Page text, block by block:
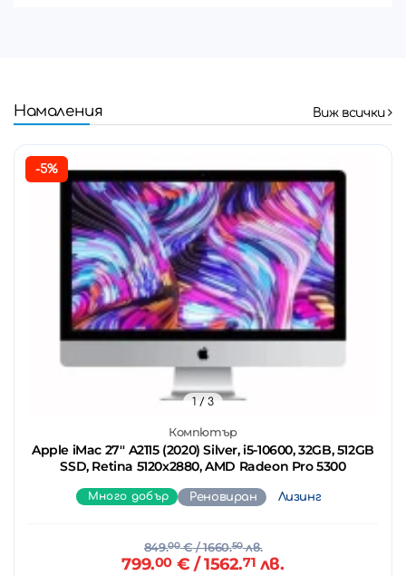
Намаления Виж всички
-5%
Компютър
Apple iMac 27'' A2115 (2020) Silver, i5-10600, 32GB, 512GB
SSD, Retina 5120x2880, AMD Radeon Pro 5300
1 / 3
Много добър Реновиран Лизинг
849.00€/ 1660.50лв.
799.00€ / 1562.71 лв.